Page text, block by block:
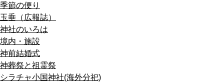
季節の便り
玉垂（広報誌）
神社のいろは
境内・施設
神前結婚式
神葬祭と祖霊祭
シラチャ小国神社(海外分祀)